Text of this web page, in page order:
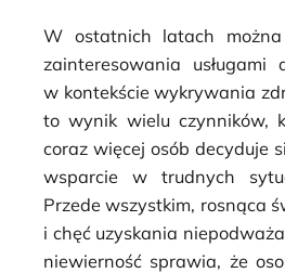
W ostatnich latach
zainteresowania usługami
w kontekście wykrywania
to wynik wielu czynników,
coraz więcej osób decyduje
wsparcie w trudnych
Przede wszystkim, rosnąca
i chęć uzyskania
niewierność sprawia, że